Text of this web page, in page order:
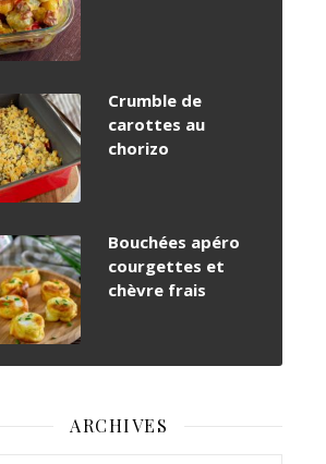
Crumble de
carottes au
chorizo
Bouchées apéro
courgettes et
chèvre frais
ARCHIVES